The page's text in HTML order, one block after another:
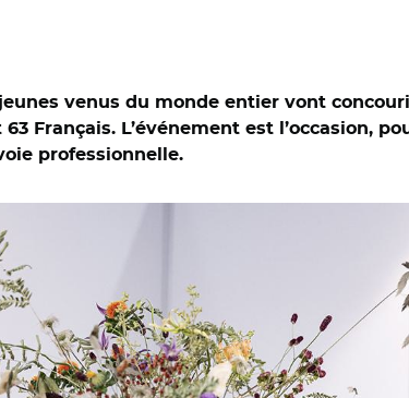
jeunes venus du monde entier vont
Français. L’événement est l’occasion,
professionnelle.